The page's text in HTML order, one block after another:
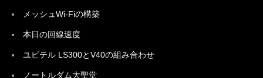
メッシュWi-Fiの構築
本日の回線速度
ユピテル LS300とV40の組み合わせ
ノートルダム大聖堂